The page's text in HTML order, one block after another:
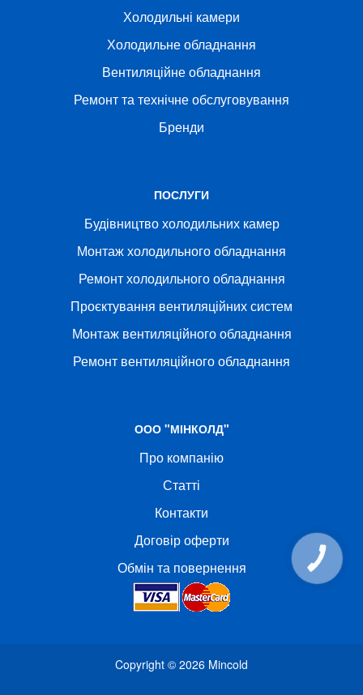
Холодильні камери
Холодильне обладнання
Вентиляційне обладнання
Ремонт та технічне обслуговування
Бренди
ПОСЛУГИ
Будівництво холодильних камер
Монтаж холодильного обладнання
Ремонт холодильного обладнання
Проєктування вентиляційних систем
Монтаж вентиляційного обладнання
Ремонт вентиляційного обладнання
ООО "МІНКОЛД"
Про компанію
Статті
Контакти
Договір оферти
Обмін та повернення
Copyright © 2026 Mincold
КНОПКА
СВЯЗИ